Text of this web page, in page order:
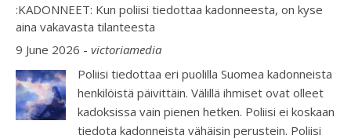
:KADONNEET: Kun poliisi tiedottaa kadonneesta, on kyse
aina vakavasta tilanteesta
9 June 2026 - victoriamedia
Poliisi tiedottaa eri puolilla Suomea kadonneista
henkilöistä päivittäin. Välillä ihmiset ovat olleet
kadoksissa vain pienen hetken. Poliisi ei koskaan
tiedota kadonneista vähäisin perustein. Poliisi